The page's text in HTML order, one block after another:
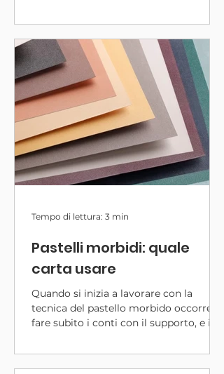
modo diverso. Oggi voglio condividere
con voi alcune letture e libri che hanno
mosso il mio immaginario e mi hanno
appassionato moltissimo, sperando che
possano ispirare anche voi!
Pastelli morbidi: quale
carta usare
Quando si inizia a lavorare con la
tecnica del pastello morbido occorre
fare subito i conti con il supporto, e in
utilizzare. La domanda che spesso mi
viene posta è: posso usare solo la
Tempo di lettura: 3 min